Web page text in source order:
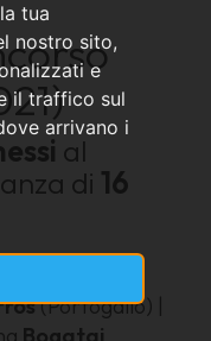
tua
nostro sito,
e
il traffico sul
arrivano i
al
di 16
(Portogallo) |